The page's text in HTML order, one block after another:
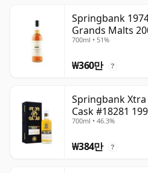
Springbank
Grands Malts
#2284
700ml • 51%
₩360만 ?
Springbank
Cask #18281
700ml • 46.3%
₩384만 ?